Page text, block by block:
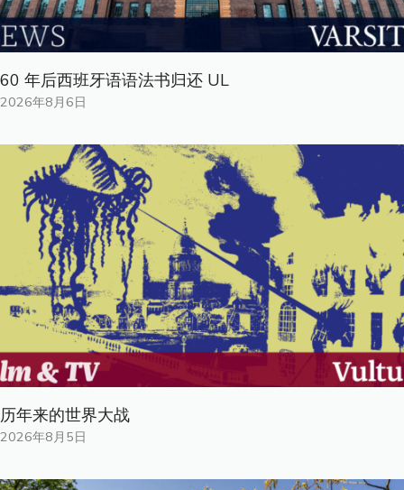
60 年后西班牙语语法书归还 UL
2026年8月6日
历年来的世界大战
2026年8月5日